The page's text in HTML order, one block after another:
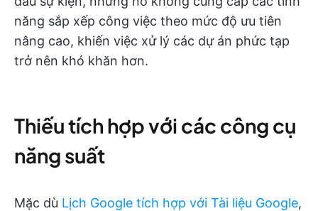
năng sắp xếp công việc theo mức độ ưu tiên
nâng cao, khiến việc xử lý các dự án phức tạp
trở nên khó khăn hơn.
Thiếu tích hợp với các công cụ
năng suất
Mặc dù Lịch Google tích hợp với Tài liệu Google,